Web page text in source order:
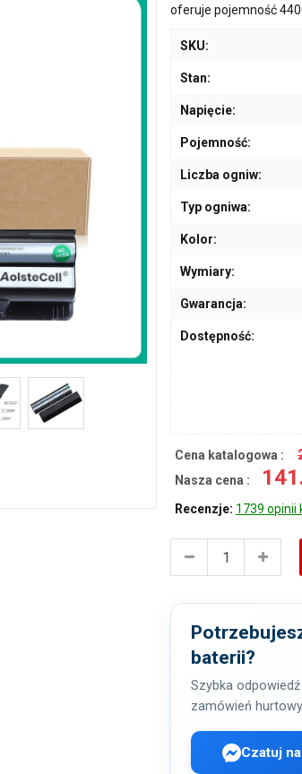
oferuje pojemność
SKU:
Stan:
Napięcie:
Pojemność:
Liczba ogniw:
Typ ogniwa:
Kolor:
Wymiary:
Gwarancja:
Dostępność:
Cena katalogowa :
Nasza cena :
Recenzje: 1739 opinii
baterii?
Szybka
zamówień
Czatuj